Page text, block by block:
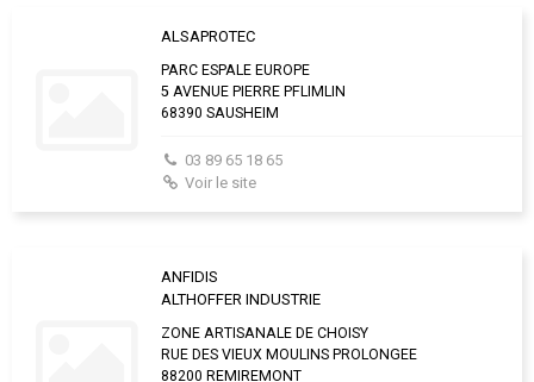
ALSAPROTEC
PARC ESPALE EUROPE
5 AVENUE PIERRE PFLIMLIN
68390 SAUSHEIM
03 89 65 18 65
Voir le site
ANFIDIS
ALTHOFFER INDUSTRIE
ZONE ARTISANALE DE CHOISY
RUE DES VIEUX MOULINS PROLONGEE
88200 REMIREMONT